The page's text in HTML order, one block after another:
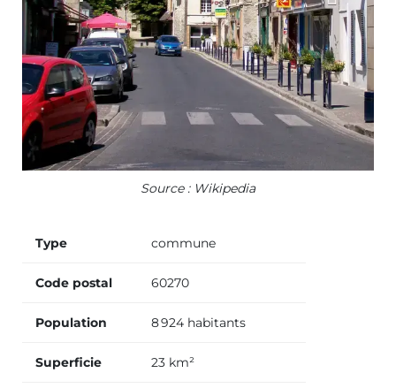
Source : Wikipedia
Type commune
Code postal 60270
Population 8 924 habitants
Superficie 23 km²